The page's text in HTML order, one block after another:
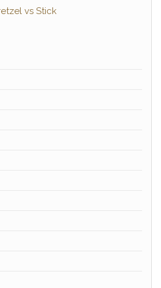
vs Stick